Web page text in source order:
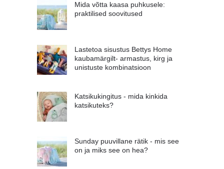
Mida võtta kaasa puhkusele:
praktilised soovitused
Lastetoa sisustus Bettys Home
kaubamärgilt- armastus, kirg ja
unistuste kombinatsioon
Katsikukingitus - mida kinkida
katsikuteks?
Sunday puuvillane rätik - mis see
on ja miks see on hea?